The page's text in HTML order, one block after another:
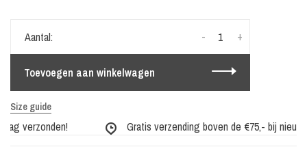
Aantal: +
-
Toevoegen aan winkelwagen
Size guide
verzonden! Gratis verzending boven de €75,- bij